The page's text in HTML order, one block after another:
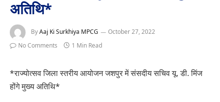
अतिथि*
ByAaj Ki Surkhiya MPCG
October 27, 2022
No Comments
1 Min Read
*राज्योत्सव जिला स्तरीय आयोजन जशपुर में संसदीय सचिव यू. डी. मिंज
होंगे मुख्य अतिथि*